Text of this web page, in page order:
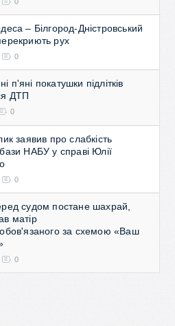
– Білгород-Дністровський
рух
0
п'яні покатушки підлітків
ДТП
0
заявив про слабкість
НАБУ у справі Юлії
0
судом постане шахрай,
матір
за схемою «Ваш
0